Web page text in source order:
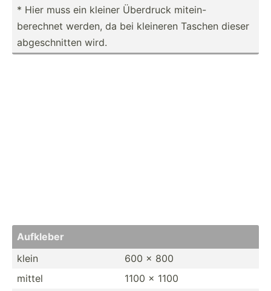
* Hier muss ein kleiner Überdruck mitein-
berechnet werden, da bei kleineren Taschen dieser
abgesc­hnitten wird.
Aufkleber
klein
600 x 800
mittel
1100 x 1100